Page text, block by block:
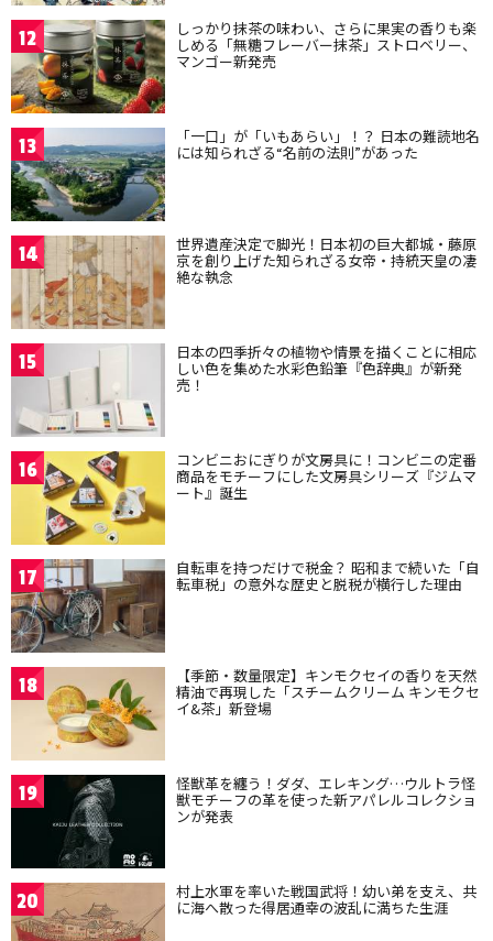
12 しっかり抹茶の味わい、さらに果実の香りも楽
しめる「無糖フレーバー抹茶」ストロベリー、
マンゴー新発売
13 「一口」が「いもあらい」！？ 日本の難読地名
には知られざる“名前の法則”があった
14 世界遺産決定で脚光！日本初の巨大都城・藤原
京を創り上げた知られざる女帝・持統天皇の凄
絶な執念
15 日本の四季折々の植物や情景を描くことに相応
しい色を集めた水彩色鉛筆『色辞典』が新発
売！
16 コンビニおにぎりが文房具に！コンビニの定番
商品をモチーフにした文房具シリーズ『ジムマ
ート』誕生
17 自転車を持つだけで税金？ 昭和まで続いた「自
転車税」の意外な歴史と脱税が横行した理由
18 【季節・数量限定】キンモクセイの香りを天然
精油で再現した「スチームクリーム キンモクセ
イ&茶」新登場
19 怪獣革を纏う！ダダ、エレキング…ウルトラ怪
獣モチーフの革を使った新アパレルコレクショ
ンが発表
20 村上水軍を率いた戦国武将！幼い弟を支え、共
に海へ散った得居通幸の波乱に満ちた生涯